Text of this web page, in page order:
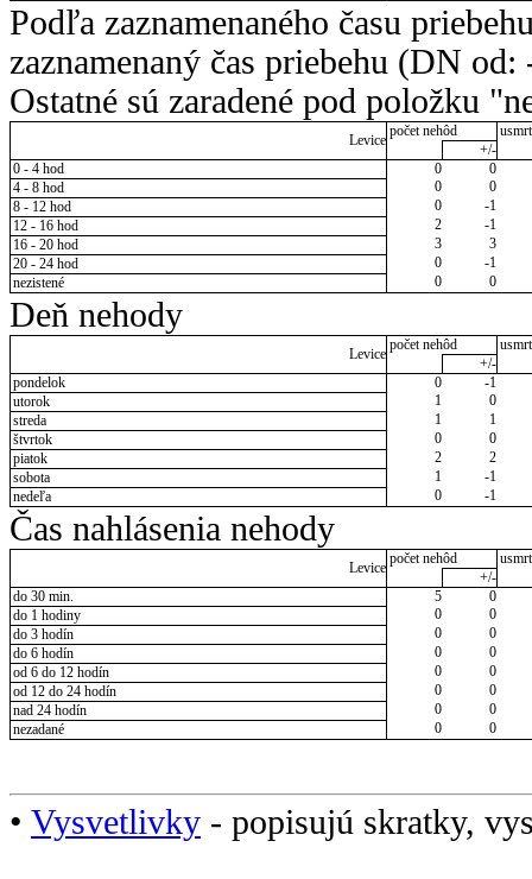
Podľa zaznamenaného času
zaznamenaný čas priebehu (DN
Ostatné sú zaradené pod položku
Levice
počet nehôd
+/-
0 - 4 hod
0
0
4 - 8 hod
0
0
8 - 12 hod
0
-1
12 - 16 hod
2
-1
16 - 20 hod
3
3
20 - 24 hod
0
-1
nezistené
0 0
Deň nehody
Levice
počet nehôd
+/-
pondelok
0
-1
utorok
1
0
streda
1
1
štvrtok
0
0
piatok
2
2
sobota
1
-1
nedeľa
0 -1
Čas nahlásenia nehody
Levice
počet nehôd
+/-
do 30 min.
5
0
do 1 hodiny
0
0
do 3 hodín
0
0
do 6 hodín
0
0
od 6 do 12 hodín
0
0
od 12 do 24 hodín
0
0
nad 24 hodín
0
0
nezadané
0 0
• Vysvetlivky - popisujú skratky,